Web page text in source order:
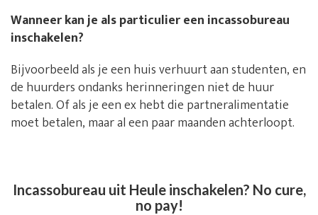
Wanneer kan je als particulier een incassobureau
inschakelen?
Bijvoorbeeld als je een huis verhuurt aan studenten, en
de huurders ondanks herinneringen niet de huur
betalen. Of als je een ex hebt die partneralimentatie
moet betalen, maar al een paar maanden achterloopt.
Incassobureau uit Heule inschakelen? No cure,
no pay!